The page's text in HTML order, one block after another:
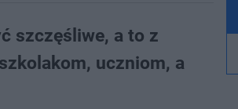
szczęśliwe, a to z
uczniom, a